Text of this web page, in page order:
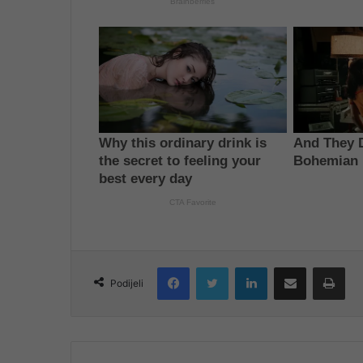
Podijeli
FacebookTwitter LinkedInShare via Email